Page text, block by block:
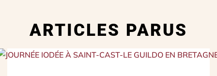
ARTICLES PARUS